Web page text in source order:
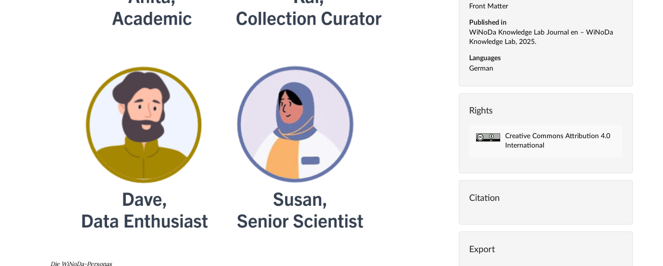
Die WiNoDa-Personas
Front Matter
Published in
WiNoDa Knowledge Lab Journal en – WiNoDa
Knowledge Lab, 2025.
Languages
German
Rights
Creative Commons Attribution 4.0
International
Citation
Export